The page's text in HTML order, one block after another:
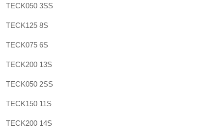
TECK050 3SS
TECK125 8S
TECK075 6S
TECK200 13S
TECK050 2SS
TECK150 11S
TECK200 14S